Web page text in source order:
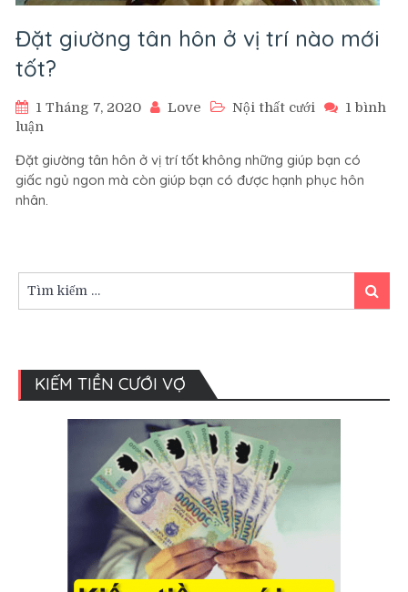
Đặt giường tân hôn ở vị trí nào mới
tốt?
1 Tháng 7, 2020 Love Nội thất cưới
1 bình
luận
giường
tân
hôn
nào
mới
Đặt giường tân hôn ở vị trí tốt không những giúp bạn có
giấc ngủ ngon mà còn giúp bạn có được hạnh phục hôn
nhân.
kiếm:
Tìm
kiếm
KIẾM TIỀN CƯỚI VỢ